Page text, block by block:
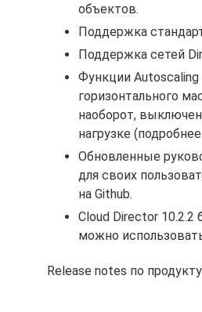
объектов.
Поддержка
Поддержка сетей
Функции Autoscaling
горизонтального
наоборот,
нагрузке (подробнее
Обновленные
для своих
на Github.
Cloud Director
можно
Release notes по